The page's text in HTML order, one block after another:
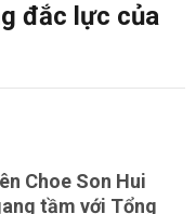
đắc lực của
Choe Son Hui
tầm với Tổng